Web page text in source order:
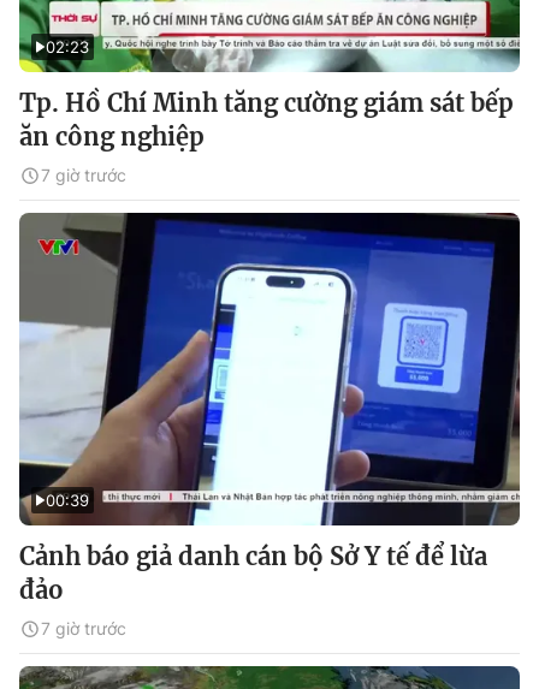
02:23
Tp. Hồ Chí Minh tăng cường giám sát bếp
ăn công nghiệp
7 giờ trước
00:39
Cảnh báo giả danh cán bộ Sở Y tế để lừa
đảo
7 giờ trước